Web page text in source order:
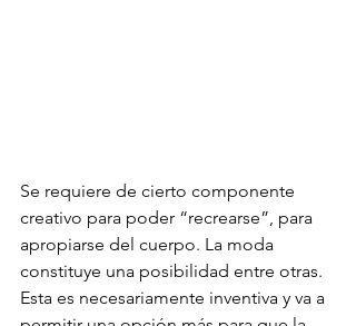
Se requiere de cierto componente
creativo para poder “recrearse”, para
apropiarse del cuerpo. La moda
constituye una posibilidad entre otras.
Esta es necesariamente inventiva y va a